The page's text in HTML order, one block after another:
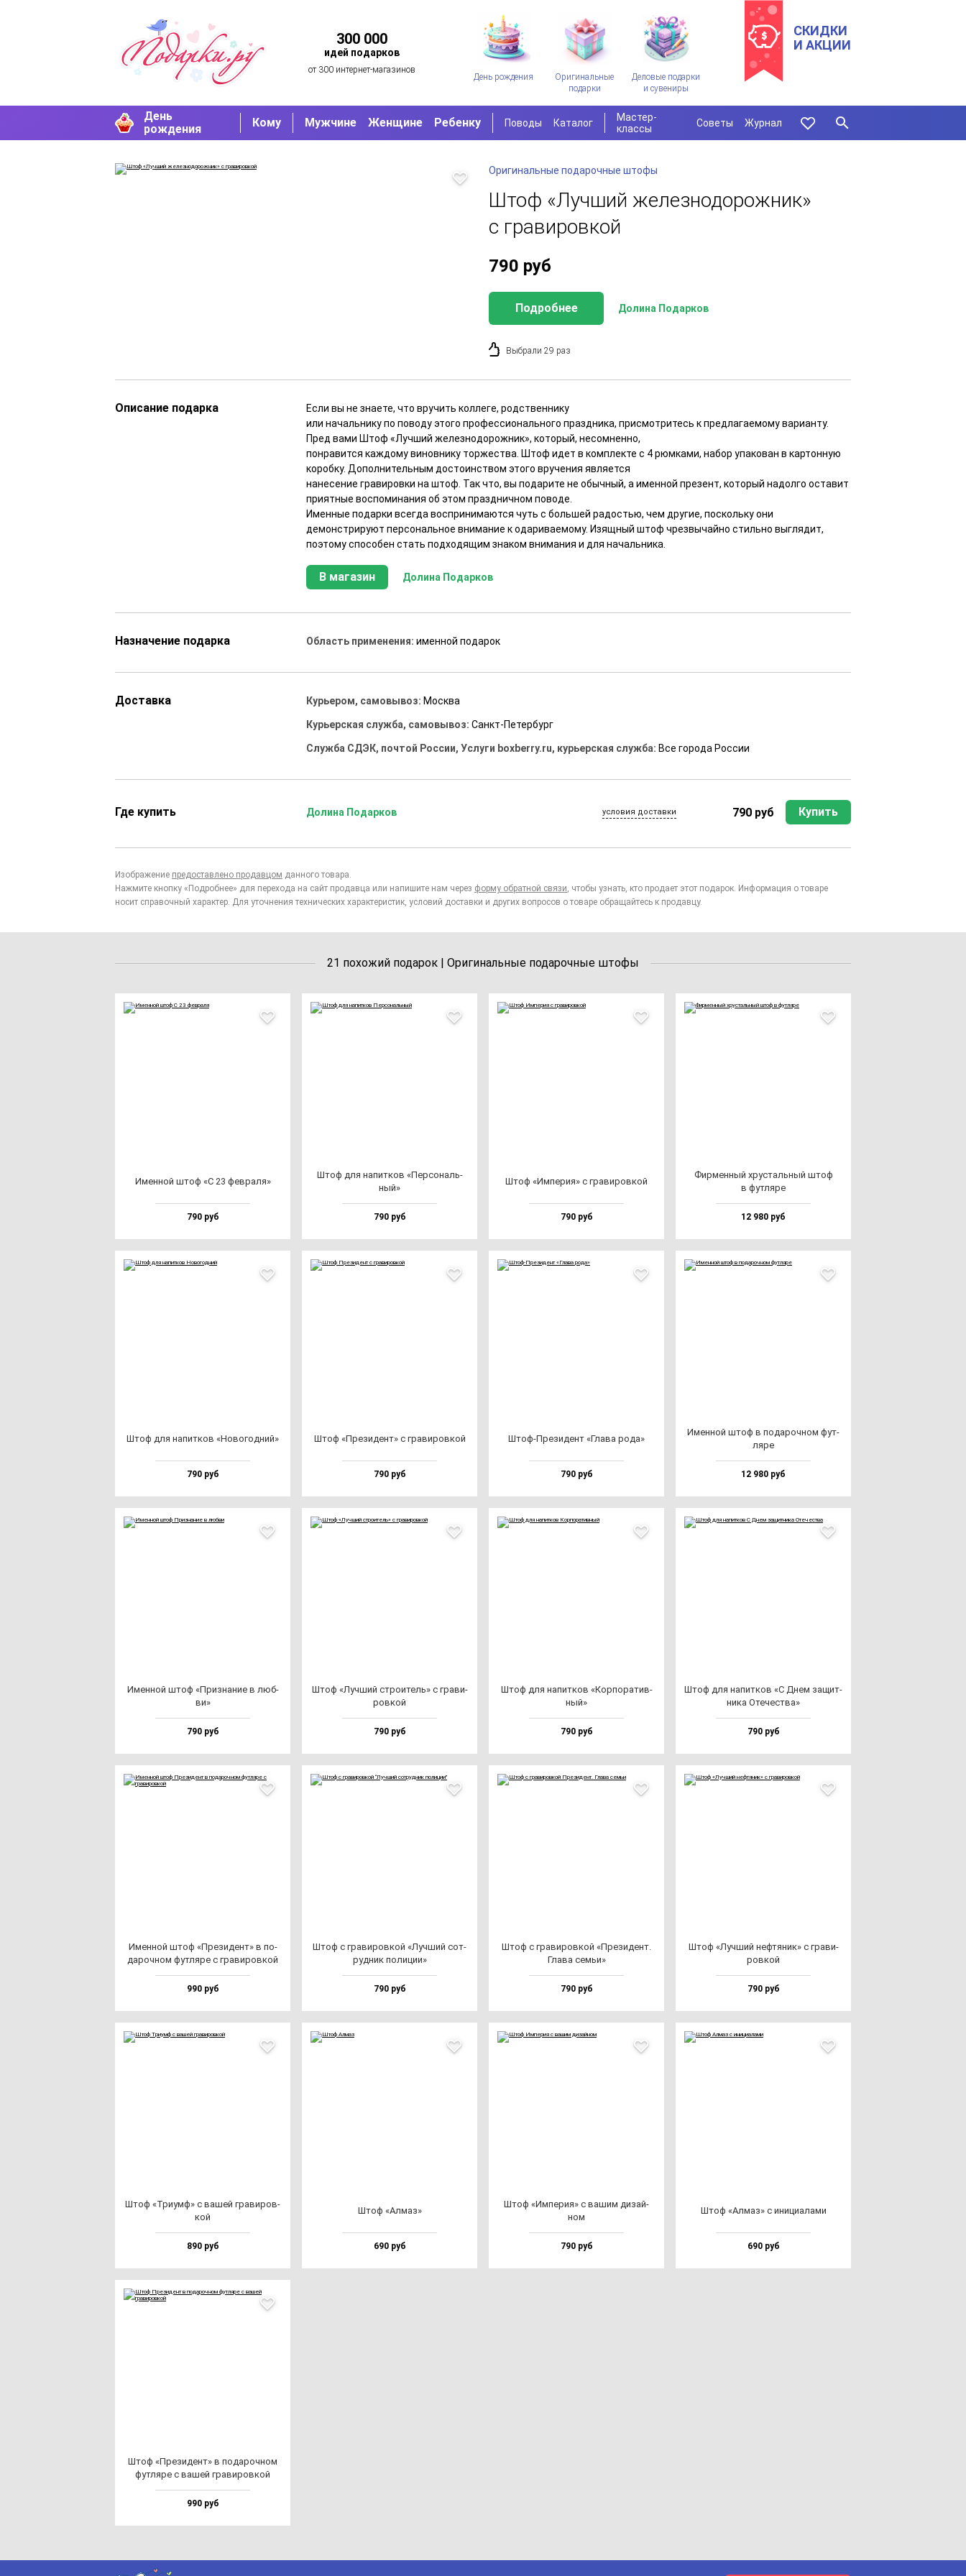
300 000
идей подарков
от 300 интернет-магазинов
День рождения
Оригинальные
подарки
Деловые подарки
и сувениры
СКИДКИ
И АКЦИИ
День
рождения
Кому Мужчине Женщине Ребенку Поводы Каталог
Мастер-
классы
Советы Журнал
Оригинальные подарочные штофы
Штоф «Лучший железнодорожник»
с гравировкой
790 руб
Подробнее Долина Подарков
Выбрали 29 раз
Описание подарка
Если вы не знаете, что вручить коллеге, родственнику
или начальнику по поводу этого профессионального праздника, присмотритесь к предлагаемому варианту.
Пред вами Штоф «Лучший железнодорожник», который, несомненно,
понравится каждому виновнику торжества. Штоф идет в комплекте с 4 рюмками, набор упакован в картонную
коробку. Дополнительным достоинством этого вручения является
нанесение гравировки на штоф. Так что, вы подарите не обычный, а именной презент, который надолго оставит
приятные воспоминания об этом праздничном поводе.
Именные подарки всегда воспринимаются чуть с большей радостью, чем другие, поскольку они
демонстрируют персональное внимание к одариваемому. Изящный штоф чрезвычайно стильно выглядит,
поэтому способен стать подходящим знаком внимания и для начальника.
В магазин Долина Подарков
Назначение подарка Область применения:именной подарок
Доставка Курьером, самовывоз: Москва
Курьерская служба, самовывоз:Санкт-Петербург
Служба СДЭК, почтой России, Услуги boxberry.ru, курьерская служба: Все города России
Где купить Долина Подарков условия доставки 790 руб Купить
Изображение предоставлено продавцом данного товара.
Нажмите кнопку «Подробнее» для перехода на сайт продавца или напишите нам через форму обратной связи, чтобы узнать, кто продает этот подарок. Информация о товаре
носит справочный характер. Для уточнения технических характеристик, условий доставки и других вопросов о товаре обращайтесь к продавцу.
21 похожий подарок | Оригинальные подарочные штофы
Имен­ной штоф «С 23 фев­ра­ля»
790 руб
Штоф для на­пит­ков «Пер­со­наль­
ный»
790 руб
Штоф «Импе­рия» с гра­ви­ров­кой
790 руб
Фир­мен­ный хрус­таль­ный штоф
в фут­ля­ре
12 980 руб
Штоф для на­пит­ков «Ново­год­ний»
790 руб
Штоф «Пре­зи­дент» с гра­ви­ров­кой
790 руб
Штоф-Пре­зи­дент «Гла­ва ро­да»
790 руб
Имен­ной штоф в по­да­роч­ном фут­
ля­ре
12 980 руб
Имен­ной штоф «Приз­на­ние в люб­
ви»
790 руб
Штоф «Луч­ший стро­итель» с гра­ви­
ров­кой
790 руб
Штоф для на­пит­ков «Кор­по­ра­тив­
ный»
790 руб
Штоф для на­пит­ков «С Днем за­щит­
ни­ка Оте­чес­тва»
790 руб
Имен­ной штоф «Пре­зи­дент» в по­
да­роч­ном фут­ля­ре с гра­ви­ров­кой
990 руб
Штоф с гра­ви­ров­кой «Луч­ший сот­
руд­ник по­ли­ции»
790 руб
Штоф с гра­ви­ров­кой «Пре­зи­дент.
Гла­ва семьи»
790 руб
Штоф «Луч­ший неф­тя­ник» с гра­ви­
ров­кой
790 руб
Штоф «Три­умф» с ва­шей гра­ви­ров­
кой
890 руб
Штоф «Алмаз»
690 руб
Штоф «Импе­рия» с ва­шим ди­зай­
ном
790 руб
Штоф «Алмаз» с ини­ци­ала­ми
690 руб
Штоф «Пре­зи­дент» в по­да­роч­ном
фут­ля­ре с ва­шей гра­ви­ров­кой
990 руб